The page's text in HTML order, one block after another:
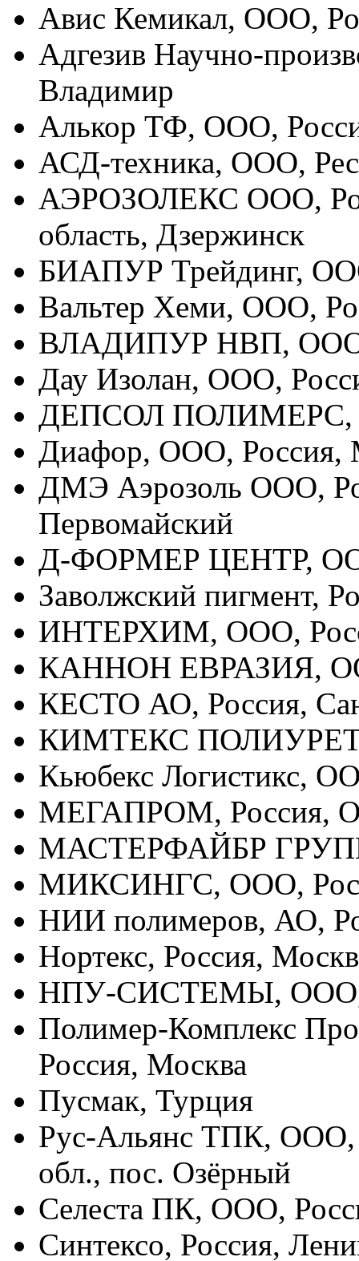
Авис Кемикал, ООО,
Адгезив Научно-
Владимир
Алькор ТФ, ООО,
АСД-техника, ООО,
АЭРОЗОЛЕКС ООО,
область, Дзержинск
БИАПУР Трейдинг,
Вальтер Хеми, ООО,
ВЛАДИПУР НВП, ООО,
Дау Изолан, ООО,
ДЕПСОЛ ПОЛИМЕРС,
Диафор, ООО, Россия,
ДМЭ Аэрозоль ООО,
Первомайский
Д-ФОРМЕР ЦЕНТР,
Заволжский пигмент,
ИНТЕРХИМ, ООО,
КАННОН ЕВРАЗИЯ,
КЕСТО АО, Россия,
КИМТЕКС
Кьюбекс Логистикс,
МЕГАПРОМ, Россия,
МАСТЕРФАЙБР
МИКСИНГС, ООО,
НИИ полимеров, АО,
Нортекс, Россия,
НПУ-СИСТЕМЫ, ООО,
Полимер-Комплекс
Россия, Москва
Пусмак, Турция
Рус-Альянс ТПК, ООО,
обл., пос. Озёрный
Селеста ПК, ООО,
Синтексо, Россия,